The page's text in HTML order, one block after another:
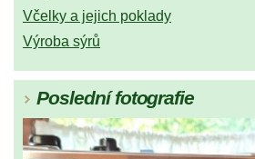
Včelky a jejich poklady
Výroba sýrů
Poslední fotografie